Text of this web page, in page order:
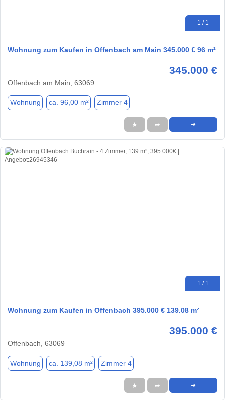
1 / 1
Wohnung zum Kaufen in Offenbach am Main 345.000 € 96 m²
345.000 €
Offenbach am Main, 63069
Wohnung ca. 96,00 m² Zimmer 4
★ ➦ ➜
1 / 1
Wohnung zum Kaufen in Offenbach 395.000 € 139.08 m²
395.000 €
Offenbach, 63069
Wohnung ca. 139,08 m² Zimmer 4
★ ➦ ➜